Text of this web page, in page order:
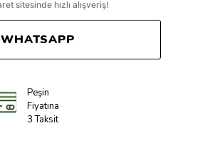
WHATSAPP
Peşin
Fiyatına
3 Taksit